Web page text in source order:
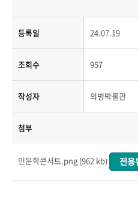
등록일 24.07.19
조회수 957
작성자 의병박물관
첨부
인문학콘서트.png (962 kb)